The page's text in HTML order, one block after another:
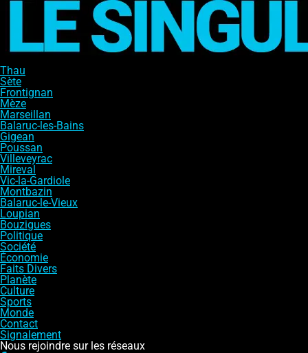
Thau
Sète
Frontignan
Mèze
Marseillan
Balaruc-les-Bains
Gigean
Poussan
Villeveyrac
Mireval
Vic-la-Gardiole
Montbazin
Balaruc-le-Vieux
Loupian
Bouzigues
Politique
Société
Économie
Faits Divers
Planète
Culture
Sports
Monde
Contact
Signalement
Nous rejoindre sur les réseaux